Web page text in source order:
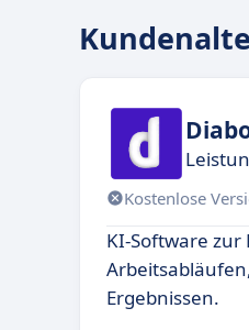
Kostenlose
KI-Software
Ergebnissen.